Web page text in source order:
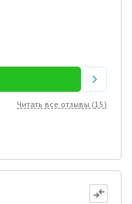
Читать все отзывы (15)